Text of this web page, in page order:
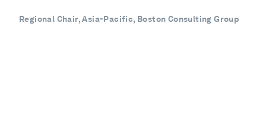
Regional Chair, Asia-Pacific, Boston Consulting Group